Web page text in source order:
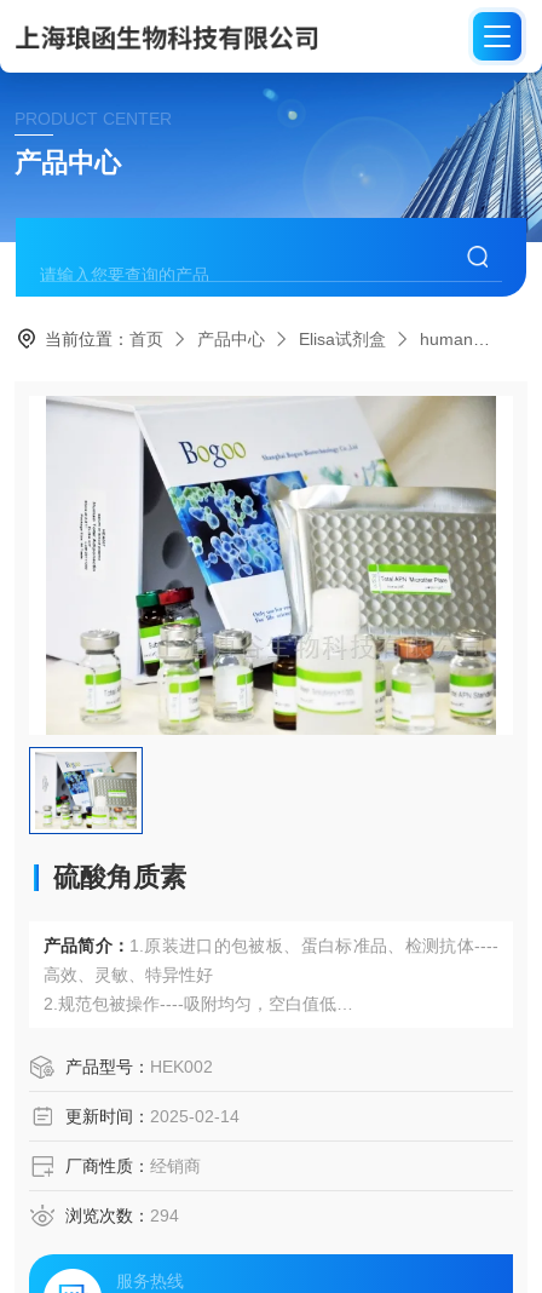
PRODUCT CENTER
产品中心
当前位置：首页 产品中心 Elisa试剂盒 human
硫酸角质素
产品简介： 1.原装进口的包被板、蛋白标准品、检测抗体----
高效、灵敏、特异性好
2.规范包被操作----吸附均匀，空白值低
4.适用于血浆、血清、组织匀浆液、细胞培养上清液、尿液、
5.可检测动物类型丰富：人、猴、大鼠、小鼠、兔、猪、犬、
6.检测指标齐全：炎症因子、血管生成素、动脉粥样硬化因
子、趋化因子、生长因子、基质金属蛋白酶、脂肪因子等。
产品型号： HEK002
更新时间： 2025-02-14
厂商性质： 经销商
浏览次数： 294
服务热线